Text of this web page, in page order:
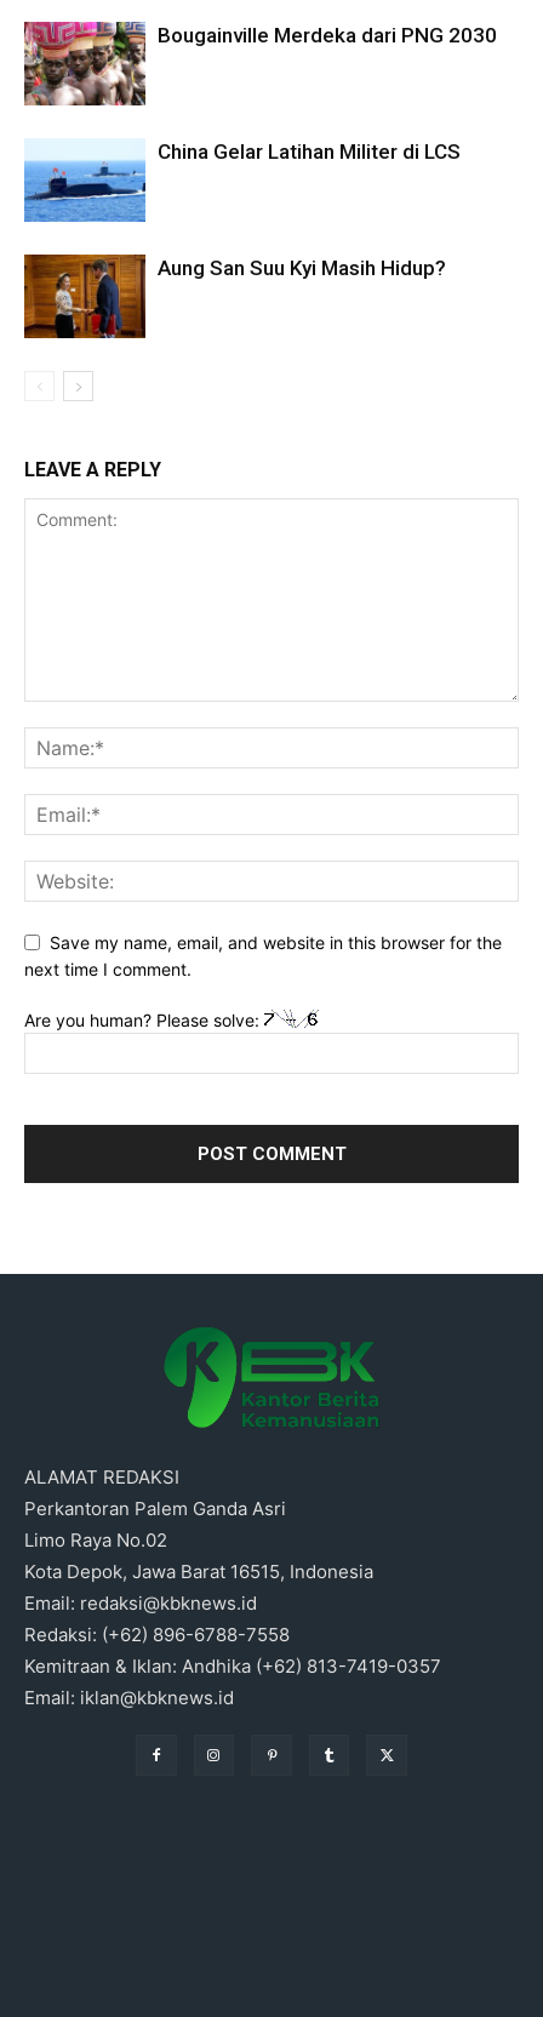
Bougainville Merdeka dari PNG 2030
China Gelar Latihan Militer di LCS
Aung San Suu Kyi Masih Hidup?
LEAVE A REPLY
Save my name, email, and website in this browser for the
next time I comment.
Are you human? Please solve:
ALAMAT REDAKSI
Perkantoran Palem Ganda Asri
Limo Raya No.02
Kota Depok, Jawa Barat 16515, Indonesia
Email: redaksi@kbknews.id
Redaksi: (+62) 896-6788-7558
Kemitraan & Iklan: Andhika (+62) 813-7419-0357
Email: iklan@kbknews.id